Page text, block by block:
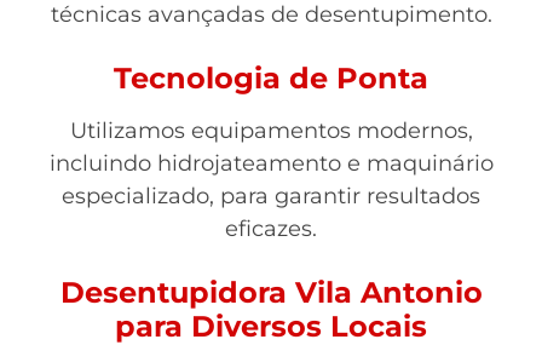
técnicas avançadas de desentupimento.
Tecnologia de Ponta
Utilizamos equipamentos modernos,
incluindo hidrojateamento e maquinário
especializado, para garantir resultados
eficazes.
Desentupidora Vila Antonio
para Diversos Locais